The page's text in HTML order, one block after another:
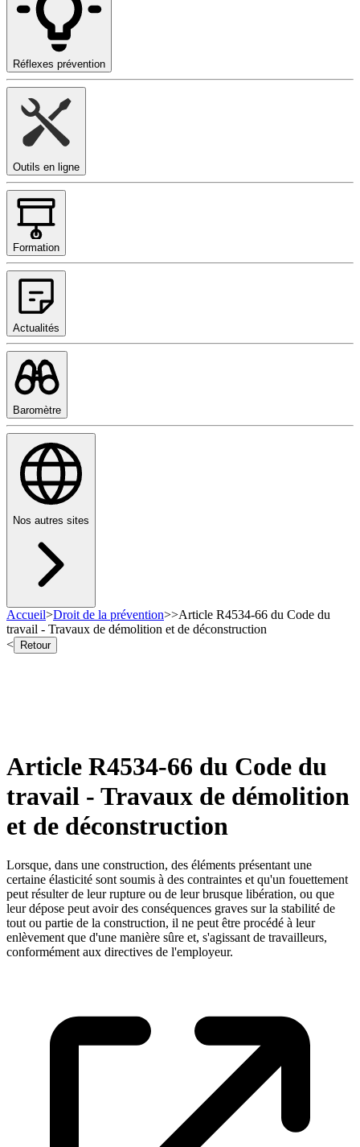
Réflexes prévention
Outils en ligne
Formation
Actualités
Baromètre
Nos autres sites
Accueil>Droit de la prévention>>Article R4534-66 du Code du
travail - Travaux de démolition et de déconstruction
<
Retour
Article R4534-66 du Code du
travail - Travaux de démolition
et de déconstruction
Lorsque, dans une construction, des éléments présentant une
certaine élasticité sont soumis à des contraintes et qu'un fouettement
peut résulter de leur rupture ou de leur brusque libération, ou que
leur dépose peut avoir des conséquences graves sur la stabilité de
tout ou partie de la construction, il ne peut être procédé à leur
enlèvement que d'une manière sûre et, s'agissant de travailleurs,
conformément aux directives de l'employeur.